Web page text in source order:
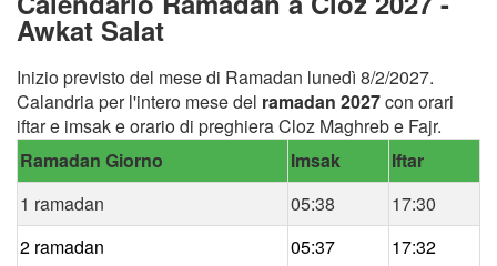
Awkat Salat
Inizio previsto del mese di Ramadan lunedì 8/2/2027.
Calandria per l'intero mese del ramadan 2027con orari
iftar e imsak e orario di preghiera Cloz Maghreb e Fajr.
Ramadan Giorno
Imsak
Iftar
1 ramadan
05:38
17:30
2 ramadan
05:37
17:32